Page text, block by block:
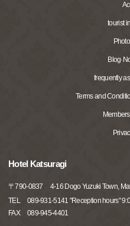
tourist
frequently
Terms and
Hotel Katsuragi
〒790-0837
4-16 Dogo Yuzuki Town,
TEL
089-931-5141 "Reception hours"
FAX
089-945-4401